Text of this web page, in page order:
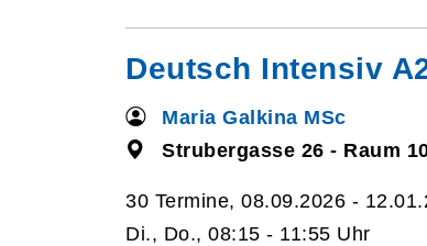
Deutsch Intensiv
Maria Galkina MSc
Strubergasse 26 - Raum
30 Termine, 08.09.2026 -
Di., Do., 08:15 - 11:55 Uhr